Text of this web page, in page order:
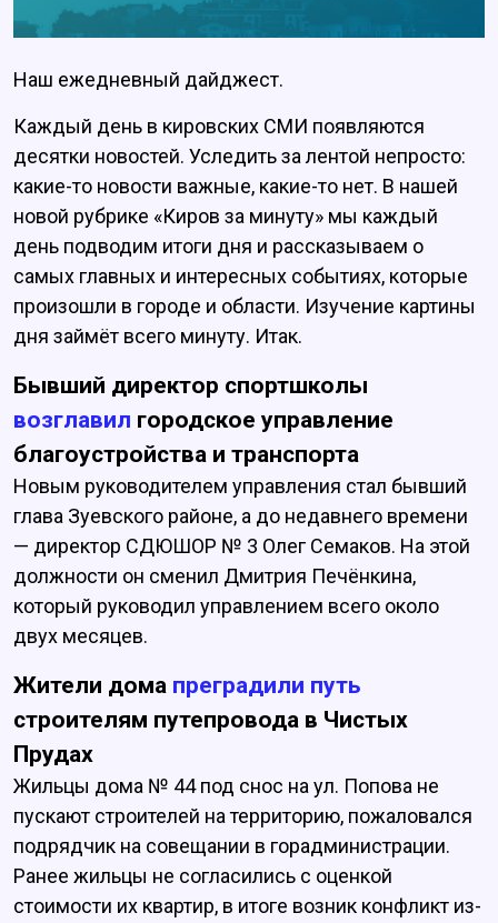
Наш ежедневный дайджест.
Каждый день в кировских СМИ появляются
десятки новостей. Уследить за лентой непросто:
какие-то новости важные, какие-то нет. В нашей
новой рубрике «Киров за минуту» мы каждый
день подводим итоги дня и рассказываем о
самых главных и интересных событиях, которые
произошли в городе и области. Изучение картины
дня займёт всего минуту. Итак.
Бывший директор спортшколы
возглавил городское управление
благоустройства и транспорта
Новым руководителем управления стал бывший
глава Зуевского районе, а до недавнего времени
— директор СДЮШОР № 3 Олег Семаков. На этой
должности он сменил Дмитрия Печёнкина,
который руководил управлением всего около
двух месяцев.
Жители дома преградили путь
строителям путепровода в Чистых
Прудах
Жильцы дома № 44 под снос на ул. Попова не
пускают строителей на территорию, пожаловался
подрядчик на совещании в горадминистрации.
Ранее жильцы не согласились с оценкой
стоимости их квартир, в итоге возник конфликт из-